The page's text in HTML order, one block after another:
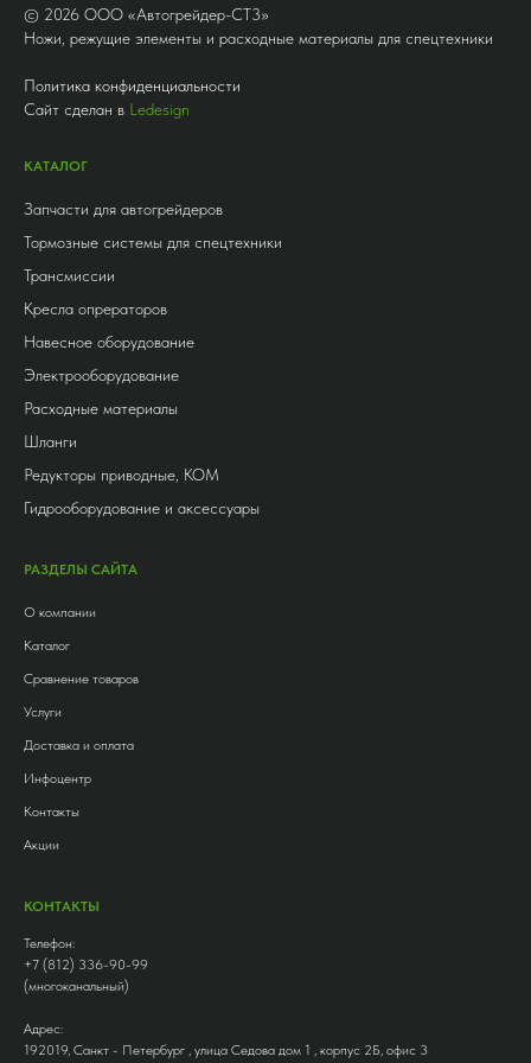
© 2026 ООО «Автогрейдер-СТ3»
Ножи, режущие элементы и расходные материалы для спецтехники
Политика конфиденциальности
Сайт сделан в Ledesign
КАТАЛОГ
Запчасти для автогрейдеров
Тормозные системы для спецтехники
Трансмиссии
Кресла опрераторов
Навесное оборудование
Электрооборудование
Расходные материалы
Шланги
Редукторы приводные, КОМ
Гидрооборудование и аксессуары
РАЗДЕЛЫ САЙТА
О компании
Каталог
Сравнение товаров
Услуги
Доставка и оплата
Инфоцентр
Контакты
Акции
КОНТАКТЫ
Телефон:
+7 (812) 336-90-99
(многоканальный)
Адрес:
192019, Санкт - Петербург , улица Седова дом 1 , корпус 2Б, офис 3